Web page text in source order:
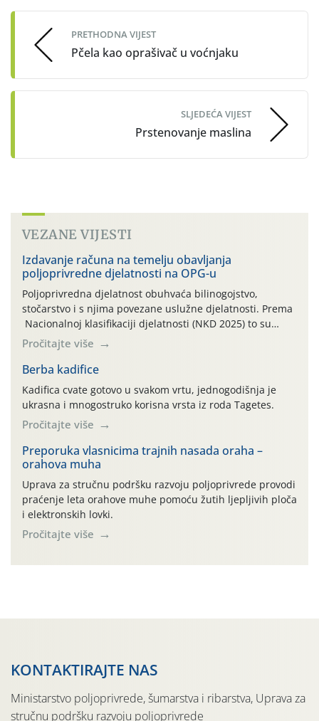
navigation
PRETHODNA VIJEST
Pčela kao oprašivač u voćnjaku
SLJEDEĆA VIJEST
Prstenovanje maslina
VEZANE VIJESTI
Izdavanje računa na temelju obavljanja
poljoprivredne djelatnosti na OPG-u
Poljoprivredna djelatnost obuhvaća bilinogojstvo,
stočarstvo i s njima povezane uslužne djelatnosti. Prema
Nacionalnoj klasifikaciji djelatnosti (NKD 2025) to su
skupne 01.1, 01.2, 01.3, 01.4, 01.5 i 01.6. Djelatnost
prerade poljoprivrednih proizvoda je svako djelovanje na
poljoprivredni proizvod čiji je rezultat proizvod koji
također može biti poljoprivredni proizvod poput npr.
maslinovog ulja, bučinog ulja, vino od […]
Pročitajte više
Berba kadifice
Kadifica cvate gotovo u svakom vrtu, jednogodišnja je
ukrasna i mnogostruko korisna vrsta iz roda Tagetes.
Pročitajte više
Preporuka vlasnicima trajnih nasada oraha –
orahova muha
Uprava za stručnu podršku razvoju poljoprivrede provodi
praćenje leta orahove muhe pomoću žutih ljepljivih ploča
i elektronskih lovki.
Pročitajte više
KONTAKTIRAJTE NAS
Ministarstvo poljoprivrede, šumarstva i ribarstva, Uprava za
stručnu podršku razvoju poljoprivrede